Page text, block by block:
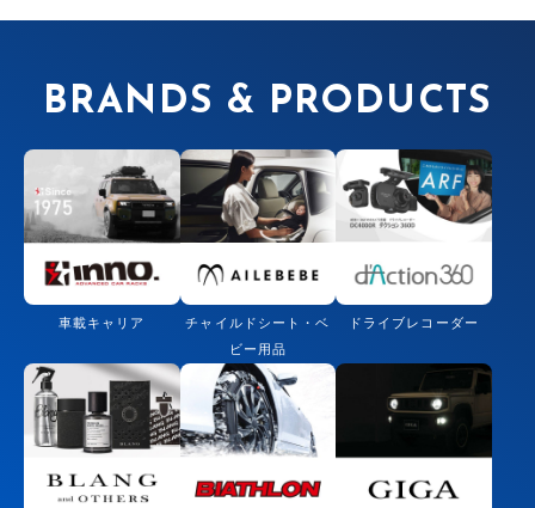
BRANDS & PRODUCTS
車載キャリア
チャイルドシート・ベ
ビー用品
ドライブレコーダー